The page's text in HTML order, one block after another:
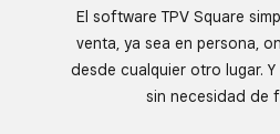
El software TPV Square
venta, ya sea en persona,
desde cualquier otro lugar.
sin necesidad de